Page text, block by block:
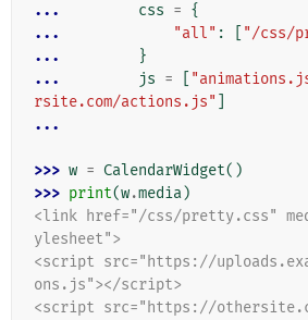
...
css = {
...
"all" : "/css/
...
}
...
js =
rsite.com/actions.js"
...
>>> w = CalendarWidget()
>>> print(w.media)
<link href="/css/pretty.css"
ylesheet">
<script src="https://
ons.js"></script>
<script src="https://